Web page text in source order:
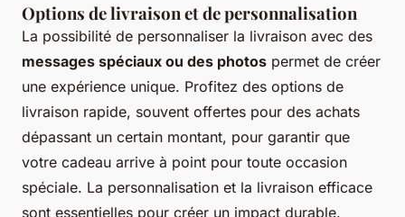
Options de livraison et de personnalisation
La possibilité de personnaliser la livraison avec des
messages spéciaux ou des photos permet de créer
une expérience unique. Profitez des options de
livraison rapide, souvent offertes pour des achats
dépassant un certain montant, pour garantir que
votre cadeau arrive à point pour toute occasion
spéciale. La personnalisation et la livraison efficace
sont essentielles pour créer un impact durable.